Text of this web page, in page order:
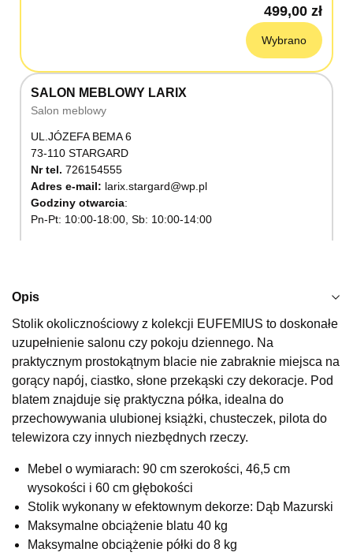
499,00 zł
Wybrano
SALON MEBLOWY LARIX
Salon meblowy
UL.JÓZEFA BEMA 6
73-110 STARGARD
Nr tel. 726154555
Adres e-mail: larix.stargard@wp.pl
Godziny otwarcia
Pn-Pt: 10:00-18:00, Sb: 10:00-14:00
SALON MEBLOWY KUBUŚ
Salon meblowy
UL.RZEMIEŚLNICZA 6
66-470 KOSTRZYN NAD ODRĄ
Nr tel.507103199
Godziny otwarcia
Pn-Pt: 10:00-18:00, Sb: 10:00-14:00
499,00 zł
SALON MEBLOWY M JAK MEBLE
Opis
Stolik okolicznościowy z kolekcji EUFEMIUS to doskonałe
uzupełnienie salonu czy pokoju dziennego. Na
praktycznym prostokątnym blacie nie zabraknie miejsca na
gorący napój, ciastko, słone przekąski czy dekoracje. Pod
blatem znajduje się praktyczna półka, idealna do
przechowywania ulubionej książki, chusteczek, pilota do
telewizora czy innych niezbędnych rzeczy.
Mebel o wymiarach: 90 cm szerokości, 46,5 cm
wysokości i 60 cm głębokości
Stolik wykonany w efektownym dekorze: Dąb Mazurski
Maksymalne obciążenie blatu 40 kg
Maksymalne obciążenie półki do 8 kg